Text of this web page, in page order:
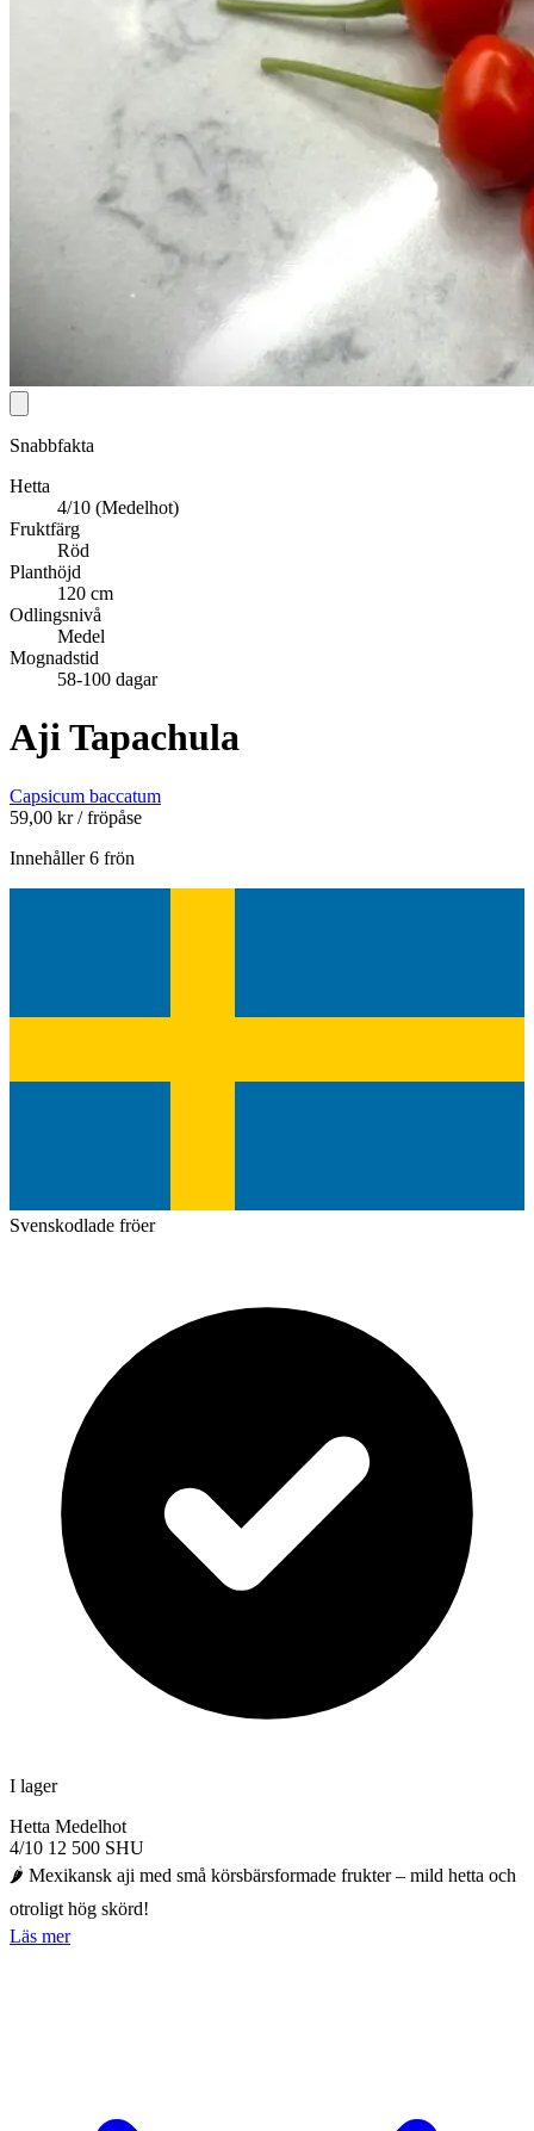
Snabbfakta
Hetta
4/10 (Medelhot)
Fruktfärg
Röd
Planthöjd
120 cm
Odlingsnivå
Medel
Mognadstid
58-100 dagar
Aji Tapachula
Capsicum baccatum
59,00 kr / fröpåse
Innehåller 6 frön
Svenskodlade fröer
I lager
Hetta Medelhot
4/10 12 500 SHU
🌶️ Mexikansk aji med små körsbärsformade frukter – mild hetta och
otroligt hög skörd!
Läs mer